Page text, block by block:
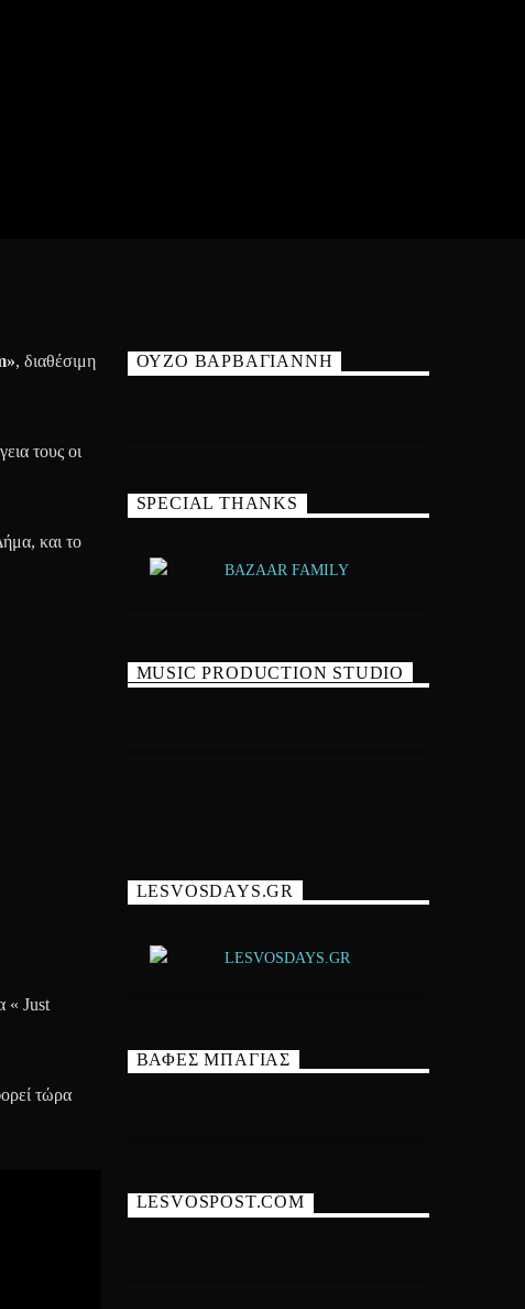
», διαθέσιμη
τους οι
και το
« Just
τώρα
ΟΥΖΟ ΒΑΡΒΑΓΙΑΝΝΗ
SPECIAL THANKS
MUSIC PRODUCTION STUDIO
LESVOSDAYS.GR
ΒΑΦΕΣ ΜΠΑΓΙΑΣ
LESVOSPOST.COM